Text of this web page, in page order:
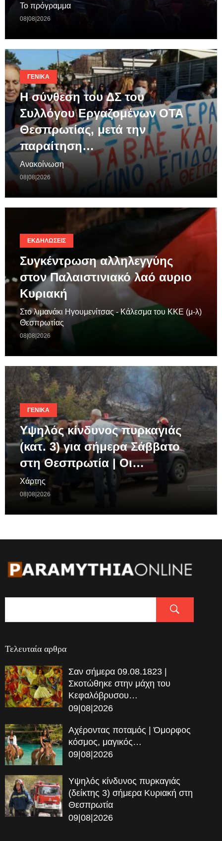
Το πρόγραμμα
08|08|2026
ΓΕΝΙΚΆ
Η σύνθεση του ΔΣ του
Συλλόγου Εργαζομένων ΟΤΑ
Θεσπρωτίας, μετά την
παραίτηση…
Ανακοίνωση
08|08|2026
ΕΚΔΗΛΏΣΕΙΣ
Συγκέντρωση αλληλεγγύης
στον Παλαιστινιακό λαό αυριο
Κυριακή
Στο λιμανάκι Ηγουμενίτσας - Κάλεσμα του ΚΚΕ (μ-λ)
Θεσπρωτίας
08|08|2026
ΓΕΝΙΚΆ
Υψηλός κίνδυνος πυρκαγιάς
(κατ. 3) για σήμερα Σάββατο
στη Θεσπρωτία | Οι…
Χάρτης
08|08|2026
Τελευταία αρθρα
Σαν σήμερα 09.08.1823 |
Σκοτώθηκε στην μάχη του
Κεφαλόβρυσου…
09|08|2026
Αχέροντας ποταμός | Όμορφος
κόσμος, μαγικός…
09|08|2026
Υψηλός κίνδυνος πυρκαγιάς
(δείκτης 3) σήμερα Κυριακή στη
Θεσπρωτία
09|08|2026